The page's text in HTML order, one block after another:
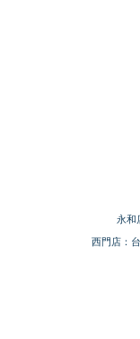
永和
西門店：